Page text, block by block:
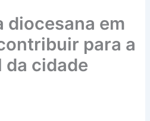
diocesana em
para a
cidade